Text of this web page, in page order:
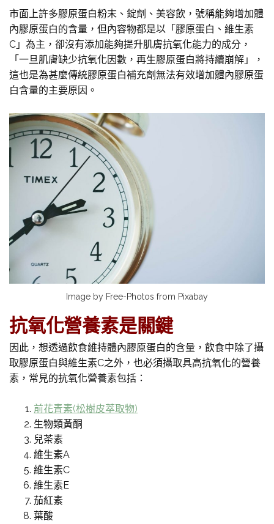
市面上許多膠原蛋白粉末、錠劑、美容飲，號稱能夠增加體
內膠原蛋白的含量，但內容物都是以「膠原蛋白、維生素
C」為主，卻沒有添加能夠提升肌膚抗氧化能力的成分，
「一旦肌膚缺少抗氧化因數，再生膠原蛋白將持續崩解」，
這也是為甚麼傳統膠原蛋白補充劑無法有效增加體內膠原蛋
白含量的主要原因。
Image by Free-Photos from Pixabay
抗氧化營養素是關鍵
因此，想透過飲食維持體內膠原蛋白的含量，飲食中除了攝
取膠原蛋白與維生素C之外，也必須攝取具高抗氧化的營養
素，常見的抗氧化營養素包括：
前花青素(松樹皮萃取物)
生物類黃酮
兒茶素
維生素A
維生素C
維生素E
茄紅素
葉酸